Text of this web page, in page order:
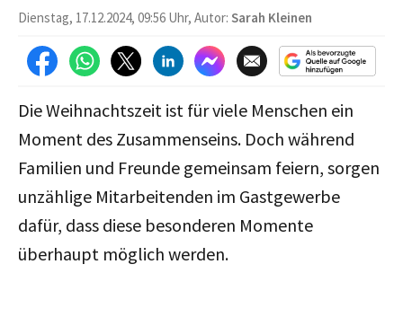
Dienstag, 17.12.2024, 09:56 Uhr, Autor: Sarah Kleinen
Die Weihnachtszeit ist für viele Menschen ein
Moment des Zusammenseins. Doch während
Familien und Freunde gemeinsam feiern, sorgen
unzählige Mitarbeitenden im Gastgewerbe
dafür, dass diese besonderen Momente
überhaupt möglich werden.